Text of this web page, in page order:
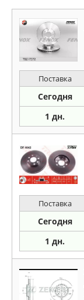
Поставка
Сегодня
1 дн.
Поставка
Сегодня
1 дн.